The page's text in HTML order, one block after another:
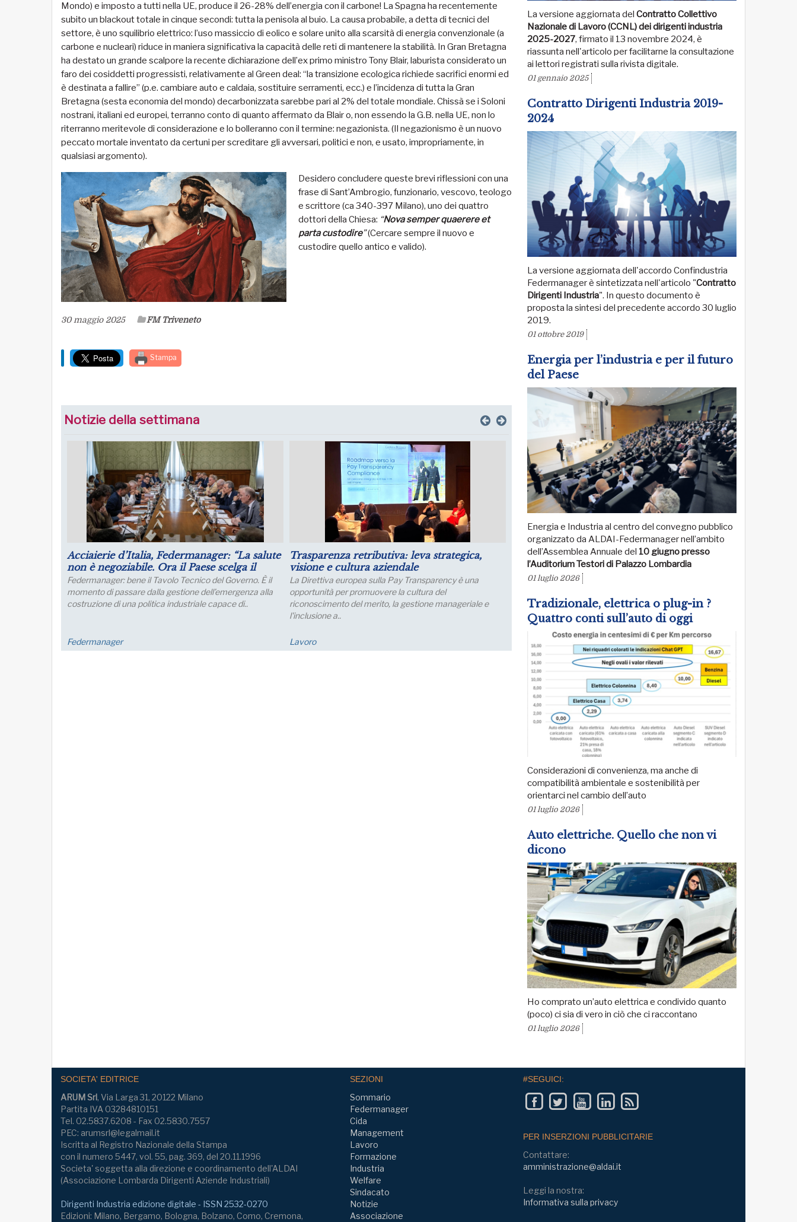
Mondo) e imposto a tutti nella UE, produce il 26-28% dell’energia con il carbone! La Spagna ha recentemente
subito un blackout totale in cinque secondi: tutta la penisola al buio. La causa probabile, a detta di tecnici del
settore, è uno squilibrio elettrico: l’uso massiccio di eolico e solare unito alla scarsità di energia convenzionale (a
carbone e nucleari) riduce in maniera significativa la capacità delle reti di mantenere la stabilità. In Gran Bretagna
ha destato un grande scalpore la recente dichiarazione dell’ex primo ministro Tony Blair, laburista considerato un
faro dei cosiddetti progressisti, relativamente al Green deal: “la transizione ecologica richiede sacrifici enormi ed
è destinata a fallire” (p.e. cambiare auto e caldaia, sostituire serramenti, ecc.) e l’incidenza di tutta la Gran
Bretagna (sesta economia del mondo) decarbonizzata sarebbe pari al 2% del totale mondiale. Chissà se i Soloni
nostrani, italiani ed europei, terranno conto di quanto affermato da Blair o, non essendo la G.B. nella UE, non lo
riterranno meritevole di considerazione e lo bolleranno con il termine: negazionista. (Il negazionismo è un nuovo
peccato mortale inventato da certuni per screditare gli avversari, politici e non, e usato, impropriamente, in
qualsiasi argomento).
Desidero concludere queste brevi riflessioni con una
frase di Sant’Ambrogio, funzionario, vescovo, teologo
e scrittore (ca 340-397 Milano), uno dei quattro
dottori della Chiesa: “Nova semper quaerere et
parta custodire”(Cercare sempre il nuovo e
custodire quello antico e valido).
30 maggio 2025 FM Triveneto
Stampa
Notizie della settimana
leva strategica,
Transparency è una
manageriale e
Puntare su infrastrutture e manager per il
futuro dell’industria del nord Italia
Lo sviluppo di quest’area è fondamentale per un
collegamento con l’Europa
FM Trieste
Luglio: migliorano le aspettative sulla
produzione
Le aspettative delle grandi imprese industriali migliorano
a luglio, con un aumento della quota di imprese che
prevede una crescita della produzione; nei..
La versione aggiornata del Contratto Collettivo
Nazionale di Lavoro (CCNL) dei dirigenti industria
2025-2027, firmato il 13 novembre 2024, è
riassunta nell'articolo per facilitarne la consultazione
ai lettori registrati sulla rivista digitale.
01 gennaio 2025
Contratto Dirigenti Industria 2019-
2024
La versione aggiornata dell'accordo Confindustria
Federmanager è sintetizzata nell'articolo "Contratto
Dirigenti Industria". In questo documento è
proposta la sintesi del precedente accordo 30 luglio
2019.
01 ottobre 2019
Energia per l’industria e per il futuro
del Paese
Energia e Industria al centro del convegno pubblico
organizzato da ALDAI-Federmanager nell’ambito
dell’Assemblea Annuale del 10 giugno presso
l’Auditorium Testori di Palazzo Lombardia
01 luglio 2026
Tradizionale, elettrica o plug-in ?
Quattro conti sull’auto di oggi
Considerazioni di convenienza, ma anche di
compatibilità ambientale e sostenibilità per
orientarci nel cambio dell’auto
01 luglio 2026
Auto elettriche. Quello che non vi
dicono
Ho comprato un’auto elettrica e condivido quanto
(poco) ci sia di vero in ciò che ci raccontano
01 luglio 2026
SOCIETA' EDITRICE
ARUM Srl, Via Larga 31, 20122 Milano
Partita IVA 03284810151
Tel. 02.5837.6208 - Fax 02.5830.7557
PEC: arumsrl@legalmail.it
Iscritta al Registro Nazionale della Stampa
con il numero 5447, vol. 55, pag. 369, del 20.11.1996
Societa' soggetta alla direzione e coordinamento dell'ALDAI
(Associazione Lombarda Dirigenti Aziende Industriali)
Dirigenti Industria edizione digitale - ISSN 2532-0270
Edizioni: Milano, Bergamo, Bologna, Bolzano, Como, Cremona,
SEZIONI
Sommario
Federmanager
Cida
Management
Lavoro
Formazione
Industria
Welfare
Sindacato
Notizie
Associazione
#SEGUICI:
PER INSERZIONI PUBBLICITARIE
Contattare:
amministrazione@aldai.it
Leggi la nostra:
Informativa sulla privacy